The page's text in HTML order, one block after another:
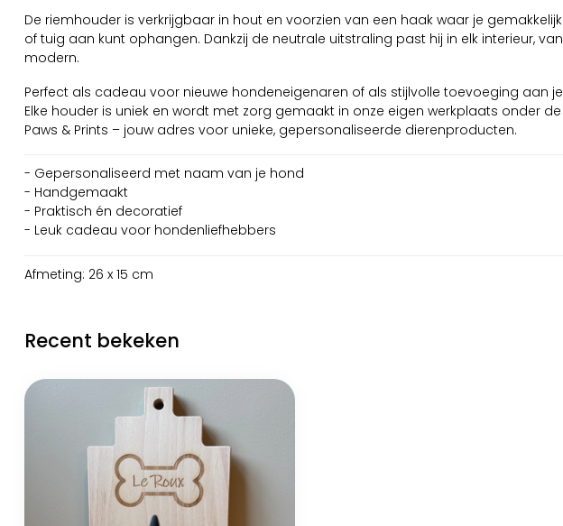
De riemhouder is verkrijgbaar in hout en voorzien van een haak waar je
of tuig aan kunt ophangen. Dankzij de neutrale uitstraling past hij in elk interieur,
modern.
Perfect als cadeau voor nieuwe hondeneigenaren of als stijlvolle toevoeging aan
Elke houder is uniek en wordt met zorg gemaakt in onze eigen werkplaats onder
Paws & Prints – jouw adres voor unieke, gepersonaliseerde dierenproducten.
- Gepersonaliseerd met naam van je hond
- Handgemaakt
- Praktisch én decoratief
- Leuk cadeau voor hondenliefhebbers
Afmeting: 26 x 15 cm
Recent bekeken